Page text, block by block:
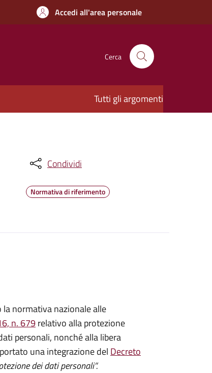
Accedi all'area personale
Cerca
Tutti gli argomenti
Condividi
Normativa di riferimento
la normativa nazionale alle
n. 679relativo alla protezione
personali, nonché alla libera
una integrazione del Decreto
dei dati personali”.